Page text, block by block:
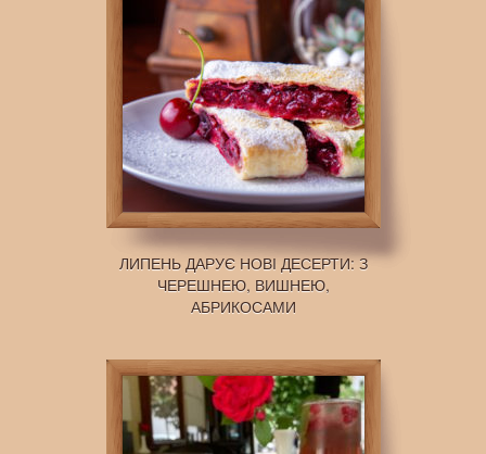
ЛИПЕНЬ ДАРУЄ НОВІ ДЕСЕРТИ: З
ЧЕРЕШНЕЮ, ВИШНЕЮ,
АБРИКОСАМИ